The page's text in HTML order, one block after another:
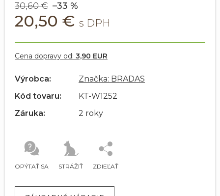
30,60 € –33 %
20,50 €
OPÝTAŤ SA STRÁŽIŤ ZDIEĽAŤ
Cena dopravy od: 3,90 EUR
Výrobca:
Značka: BRADAS
Kód tovaru:
KT-W1252
Záruka:
2 roky